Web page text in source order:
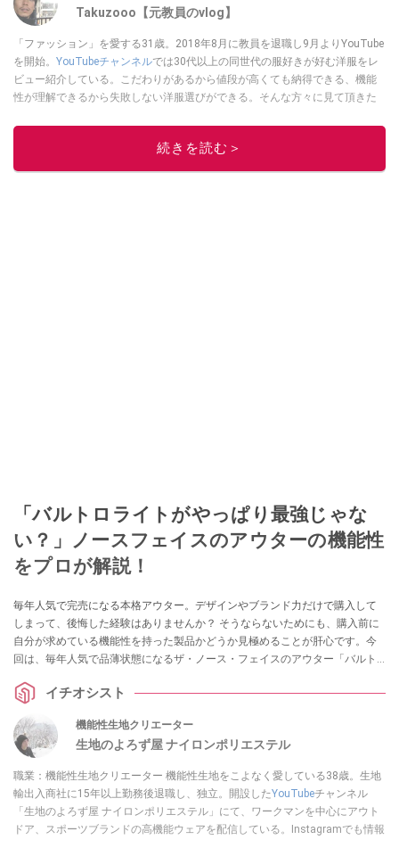
Takuzooo【元教員のvlog】
「ファッション」を愛する31歳。2018年8月に教員を退職し9月よりYouTube
を開始。 YouTubeチャンネルでは30代以上の同世代の服好きが好む洋服をレ
ビュー紹介している。こだわりがあるから値段が高くても納得できる、機能
性が理解できるから失敗しない洋服選びができる。そんな方々に見て頂きた
このイチオシストの他の記事を読む
続きを読む＞
「バルトロライトがやっぱり最強じゃな
い？」ノースフェイスのアウターの機能性
をプロが解説！
毎年人気で完売になる本格アウター。デザインやブランド力だけで購入して
しまって、後悔した経験はありませんか？ そうならないためにも、購入前に
自分が求めている機能性を持った製品かどうか見極めることが肝心です。今
回は、毎年人気で品薄状態になるザ・ノース・フェイスのアウター「バルト
いる生地のよろず屋ナイロンポリエステルさんが詳しく解説してくれまし
イチオシスト
機能性生地クリエーター
生地のよろず屋 ナイロンポリエステル
職業：機能性生地クリエーター 機能性生地をこよなく愛している38歳。生地
輸出入商社に15年以上勤務後退職し、独立。開設したYouTubeチャンネル
「生地のよろず屋 ナイロンポリエステル」にて、ワークマンを中心にアウト
ドア、スポーツブランドの高機能ウェアを配信している。Instagramでも情報